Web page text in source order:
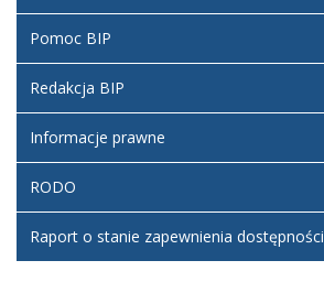
Pomoc BIP
Redakcja BIP
Informacje prawne
RODO
Raport o stanie zapewnienia dostępności